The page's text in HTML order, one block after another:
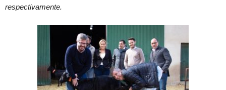
respectivamente.